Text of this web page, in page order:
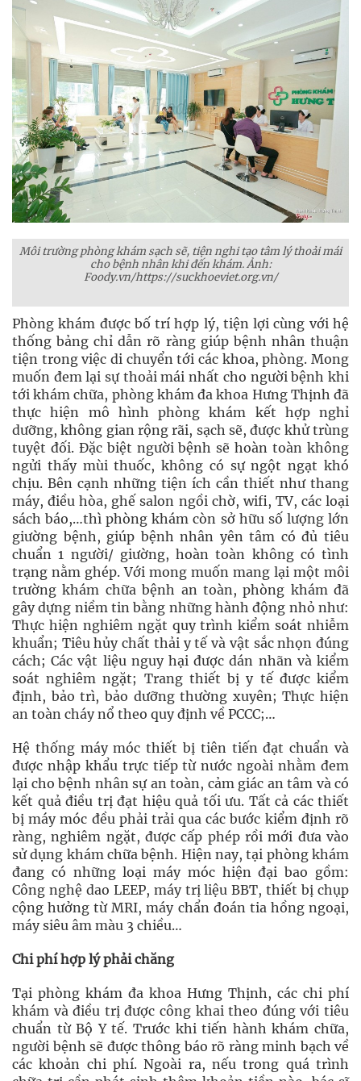
Môi trường phòng khám sạch sẽ, tiện nghi tạo tâm lý thoải mái
cho bệnh nhân khi đến khám. Ảnh:
Foody.vn/https://suckhoeviet.org.vn/
Phòng khám được bố trí hợp lý, tiện lợi cùng với hệ
thống bảng chỉ dẫn rõ ràng giúp bệnh nhân thuận
tiện trong việc di chuyển tới các khoa, phòng. Mong
muốn đem lại sự thoải mái nhất cho người bệnh khi
tới khám chữa, phòng khám đa khoa Hưng Thịnh đã
thực hiện mô hình phòng khám kết hợp nghỉ
dưỡng, không gian rộng rãi, sạch sẽ, được khử trùng
tuyệt đối. Đặc biệt người bệnh sẽ hoàn toàn không
ngửi thấy mùi thuốc, không có sự ngột ngạt khó
chịu. Bên cạnh những tiện ích cần thiết như thang
máy, điều hòa, ghế salon ngồi chờ, wifi, TV, các loại
sách báo,…thì phòng khám còn sở hữu số lượng lớn
giường bệnh, giúp bệnh nhân yên tâm có đủ tiêu
chuẩn 1 người/ giường, hoàn toàn không có tình
trạng nằm ghép. Với mong muốn mang lại một môi
trường khám chữa bệnh an toàn, phòng khám đã
gây dựng niềm tin bằng những hành động nhỏ như:
Thực hiện nghiêm ngặt quy trình kiểm soát nhiễm
khuẩn; Tiêu hủy chất thải y tế và vật sắc nhọn đúng
cách; Các vật liệu nguy hại được dán nhãn và kiểm
soát nghiêm ngặt; Trang thiết bị y tế được kiểm
định, bảo trì, bảo dưỡng thường xuyên; Thực hiện
an toàn cháy nổ theo quy định về PCCC;…
Hệ thống máy móc thiết bị tiên tiến đạt chuẩn và
được nhập khẩu trực tiếp từ nước ngoài nhằm đem
lại cho bệnh nhân sự an toàn, cảm giác an tâm và có
kết quả điều trị đạt hiệu quả tối ưu. Tất cả các thiết
bị máy móc đều phải trải qua các bước kiểm định rõ
ràng, nghiêm ngặt, được cấp phép rồi mới đưa vào
sử dụng khám chữa bệnh. Hiện nay, tại phòng khám
đang có những loại máy móc hiện đại bao gồm:
Công nghệ dao LEEP, máy trị liệu BBT, thiết bị chụp
cộng hưởng từ MRI, máy chẩn đoán tia hồng ngoại,
máy siêu âm màu 3 chiều…
Chi phí hợp lý phải chăng
Tại phòng khám đa khoa Hưng Thịnh, các chi phí
khám và điều trị được công khai theo đúng với tiêu
chuẩn từ Bộ Y tế. Trước khi tiến hành khám chữa,
người bệnh sẽ được thông báo rõ ràng minh bạch về
các khoản chi phí. Ngoài ra, nếu trong quá trình